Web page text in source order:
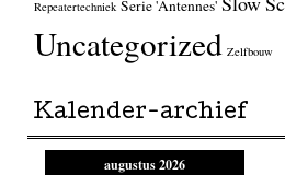
Repeatertechniek Serie 'Antennes'
Uncategorized Zelfbouw
Kalender-archief
augustus 2026